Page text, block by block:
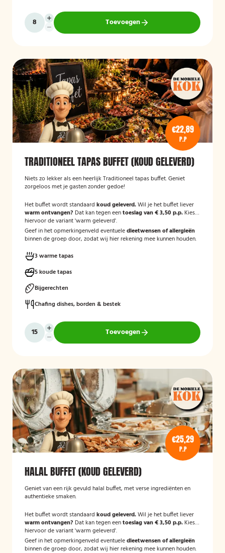
Toevoegen
€22,89
P.P
TRADITIONEEL TAPAS BUFFET (KOUD GELEVERD)
Niets zo lekker als een heerlijk Traditioneel tapas buffet. Geniet
zorgeloos met je gasten zonder gedoe!
Het buffet wordt standaard koud geleverd.Wil je het buffet liever
warm ontvangen? Dat kan tegen eentoeslag van € 3,50 p.p. Kies
hiervoor de variant 'warm geleverd'.
Geef in het opmerkingenveld eventueledieetwensen of allergieën
binnen de groep door, zodat wij hier rekening mee kunnen houden.
3 warme tapas
5 koude tapas
Bijgerechten
Chafing dishes, borden & bestek
Toevoegen
€25,29
P.P
HALAL BUFFET (KOUD GELEVERD)
Geniet van een rijk gevuld halal buffet, met verse ingrediënten en
authentieke smaken.
Het buffet wordt standaard koud geleverd.Wil je het buffet liever
warm ontvangen? Dat kan tegen eentoeslag van € 3,50 p.p. Kies
hiervoor de variant 'warm geleverd'.
Geef in het opmerkingenveld eventueledieetwensen of allergieën
binnen de groep door, zodat wij hier rekening mee kunnen houden.